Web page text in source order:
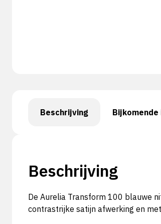
Beschrijving
Beschrijving
De Aurelia Transform 100 blauwe
contrastrijke satijn afwerking en